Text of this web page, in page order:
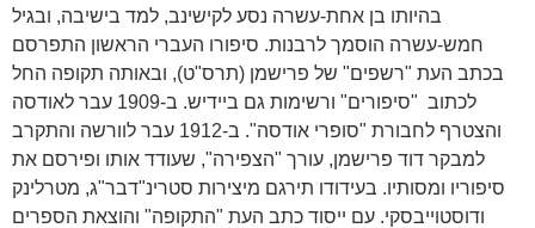
בהיותו בן אחת-עשרה נסע לקישינב, למד בישיבה, ובגיל
חמש-עשרה הוסמך לרבנות. סיפורו העברי הראשון התפרסם
בכתב העת "רשפים" של פרישמן (תרס"ט), ובאותה תקופה החל
לכתוב "סיפורים" ורשימות גם ביידיש. ב-1909 עבר לאודסה
והצטרף לחבורת "סופרי אודסה". ב-1912 עבר לוורשה והתקרב
למבקר דוד פרישמן, עורך "הצפירה", שעודד אותו ופירסם את
סיפוריו ומסותיו. בעידודו תירגם מיצירות סטרינ"דבר"ג, מטרלינק
ודוסטוייבסקי. עם ייסוד כתב העת "התקופה" והוצאת הספרים